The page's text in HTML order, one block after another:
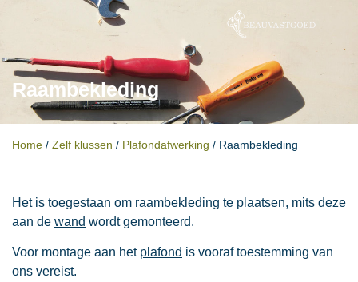
Raambekleding
Home / Zelf klussen / Plafondafwerking / Raambekleding
Het is toegestaan om raambekleding te plaatsen, mits deze
aan de wand wordt gemonteerd.
Voor montage aan het plafond is vooraf toestemming van
ons vereist.